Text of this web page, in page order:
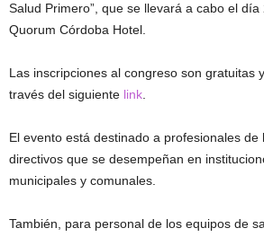
Salud Primero”, que se llevará a cabo el
Quorum Córdoba Hotel.
Las inscripciones al congreso son gratuitas
través del siguiente link.
El evento está destinado a profesionales de
directivos que se desempeñan en
municipales y comunales.
También, para personal de los equipos de